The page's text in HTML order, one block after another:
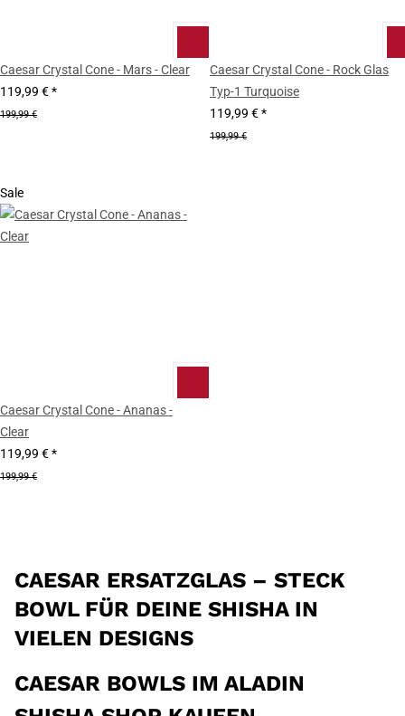
Caesar Crystal Cone - Mars - Clear
119,99 €*
199,99 €
Caesar Crystal Cone - Rock Glas
Typ-1 Turquoise
119,99 €*
199,99 €
Sale
Caesar Crystal Cone - Ananas -
Clear
119,99 €*
199,99 €
CAESAR ERSATZGLAS – STECK
BOWL FÜR DEINE SHISHA IN
VIELEN DESIGNS
CAESAR BOWLS IM ALADIN